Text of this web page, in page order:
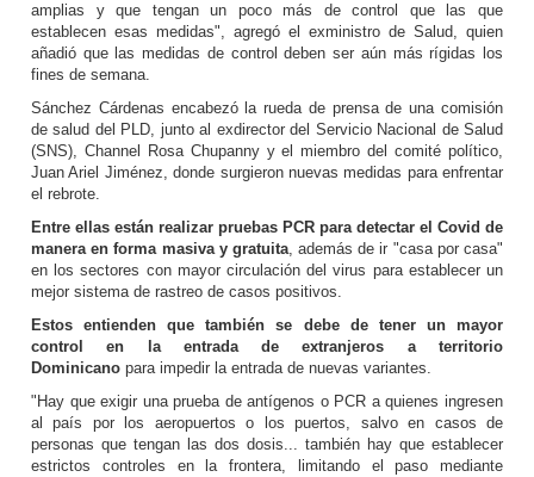
amplias y que tengan un poco más de control que las que
establecen esas medidas", agregó el exministro de Salud, quien
añadió que las medidas de control deben ser aún más rígidas los
fines de semana.
Sánchez Cárdenas encabezó la rueda de prensa de una comisión
de salud del PLD, junto al exdirector del Servicio Nacional de Salud
(SNS), Channel Rosa Chupanny y el miembro del comité político,
Juan Ariel Jiménez, donde surgieron nuevas medidas para enfrentar
el rebrote.
Entre ellas están realizar pruebas PCR para detectar el Covid de
manera en forma masiva y gratuita, además de ir "casa por casa"
en los sectores con mayor circulación del virus para establecer un
mejor sistema de rastreo de casos positivos.
Estos entienden que también se debe de tener un mayor
control en la entrada de extranjeros a territorio
Dominicano para impedir la entrada de nuevas variantes.
"Hay que exigir una prueba de antígenos o PCR a quienes ingresen
al país por los aeropuertos o los puertos, salvo en casos de
personas que tengan las dos dosis... también hay que establecer
estrictos controles en la frontera, limitando el paso mediante